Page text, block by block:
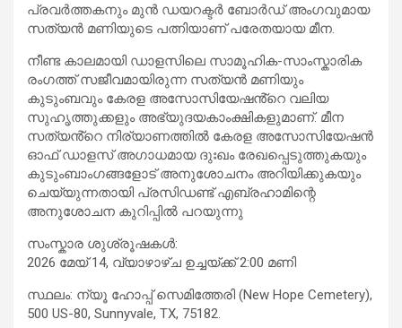
പ്രവർത്തകനും മുൻ ഡയറക്ടർ ബോർഡ് അംഗവുമായ
സത്യൻ മണിയുടെ പത്നിയാണ് പരേതയായ മീന.
നീണ്ട കാലമായി ഡാളസിലെ സാമൂഹിക-സാംസ്കാരിക
രംഗത്ത് സജീവമായിരുന്ന സത്യൻ മണിയും
കുടുംബവും കേരള അസോസിയേഷൻ്റെ വലിയ
സുഹൃത്തുക്കളും അഭ്യുദയകാംക്ഷികളുമാണ്. മീന
സത്യൻ്റെ നിര്യാണത്തിൽ കേരള അസോസിയേഷൻ
ഓഫ് ഡാളസ് അഗാധമായ ദുഃഖം രേഖപ്പെടുത്തുകയും
കുടുംബാംഗങ്ങളോട് അനുശോചനം അറിയിക്കുകയും
ചെയ്യുന്നതായി പ്രസിഡണ്ട് എബ്രഹാമിന്റെ
അനുശോചന കുറിപ്പിൽ പറയുന്നു
സംസ്കാര ശുശ്രൂഷകൾ:
2026 മേയ് 14, വ്യാഴാഴ്ച ഉച്ചയ്ക്ക് 2:00 മണി
സ്ഥലം: ന്യൂ ഹോപ്പ് സെമിത്തേരി (New Hope Cemetery),
500 US-80, Sunnyvale, TX, 75182.